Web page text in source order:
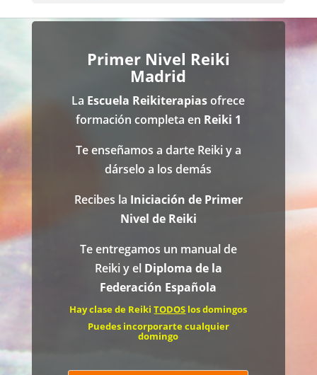
Primer Nivel Reiki
Madrid
La Escuela Reikiterapiasofrece
formación completa en Reiki 1
Te enseñamos a darte Reiki y a
dárselo a los demás
Recibes la Iniciación de Primer
Nivel de Reiki
Te entregamos un manual de
Reiki y el Diploma de la
Federación Española
Hay clase de ReikiTODOS los domingos
Puedes incorporarte cualquier
domingo